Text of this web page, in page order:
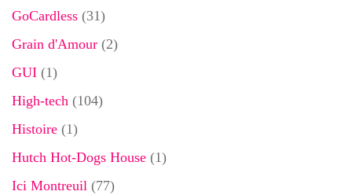
GoCardless (31)
Grain d'Amour (2)
GUI (1)
High-tech (104)
Histoire (1)
Hutch Hot-Dogs House (1)
Ici Montreuil (77)